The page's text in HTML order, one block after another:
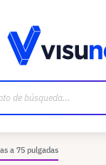
a 75 pulgadas